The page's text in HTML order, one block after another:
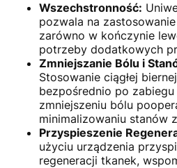
Wszechstronność:
pozwala na
zarówno w kończynie
potrzeby dodatkowych
Zmniejszanie Bólu i
Stosowanie ciągłej
bezpośrednio po
zmniejszeniu bólu
minimalizowaniu stanów
Przyspieszenie
użyciu urządzenia
regeneracji tkanek,